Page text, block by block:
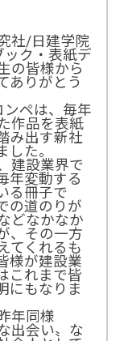
社/日建学院
ク・表紙デ
の皆様から
ありがとう
ペは、毎年
作品を表紙
み出す新社
た。
建設業界で
年変動する
る冊子で
の道のりが
どなかなか
、その一方
てくれるも
様が建設業
これまで皆
にもなりま
年同様
出会い〟な